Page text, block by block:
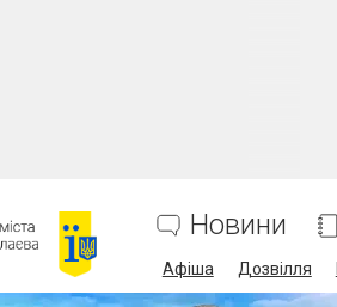
Новини
Афіша Дозвілля